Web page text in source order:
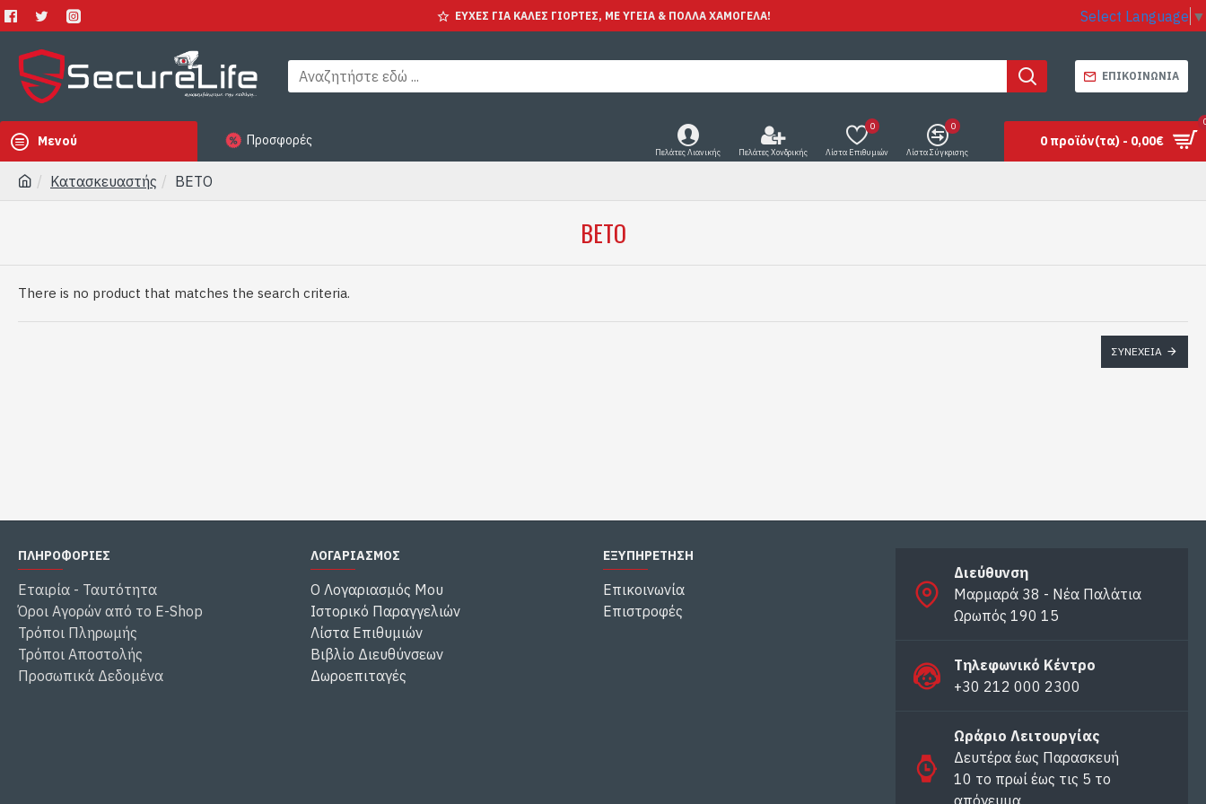
ΕΥΧΕΣ ΓΙΑ ΚΑΛΕΣ ΓΙΟΡΤΕΣ, ΜΕ ΥΓΕΊΑ & ΠΟΛΛΑ ΧΑΜΟΓΕΛΑ! Select Language ▼
ΕΠΙΚΟΙΝΩΝΊΑ
Μενού Προσφορές
Πελάτες Λιανικής Πελάτες Χονδρικής Λίστα Επιθυμιών
0
Λίστα Σύγκρισης
0
0 προϊόν(τα) - 0,00€
Κατασκευαστής BETO
BETO
There is no product that matches the search criteria.
ΣΥΝΈΧΕΙΑ
ΠΛΗΡΟΦΟΡΙΕΣ
Εταιρία - Ταυτότητα
Όροι Αγορών από το E-Shop
Τρόποι Πληρωμής
Τρόποι Αποστολής
Προσωπικά Δεδομένα
ΛΟΓΑΡΙΑΣΜΟΣ
Ο Λογαριασμός Μου
Ιστορικό Παραγγελιών
Λίστα Επιθυμιών
Βιβλίο Διευθύνσεων
Δωροεπιταγές
ΕΞΥΠΗΡΕΤΗΣΗ
Επικοινωνία
Επιστροφές
Διεύθυνση
Μαρμαρά 38 - Νέα Παλάτια
Ωρωπός 190 15
Τηλεφωνικό Κέντρο
+30 212 000 2300
Ωράριο Λειτουργίας
Δευτέρα έως Παρασκευή
10 το πρωί έως τις 5 το
απόγευμα